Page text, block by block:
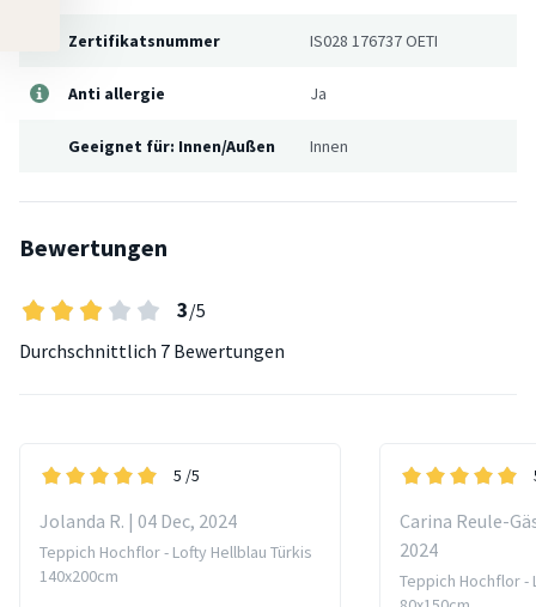
Zertifikatsnummer IS028 176737 OETI
Anti allergie Ja
Geeignet für: Innen/Außen Innen
Bewertungen
3/5
Durchschnittlich 7 Bewertungen
5 /5
Jolanda R. | 04 Dec, 2024
Teppich Hochflor - Lofty Hellblau Türkis
140x200cm
Carina Reule-
2024
Teppich Hochflor -